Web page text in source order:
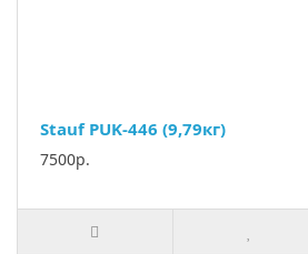
Stauf PUK-446 (9,79кг)
7500р.